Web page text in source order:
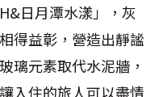
日月潭水漾」，灰
得益彰，營造出靜謐
璃元素取代水泥牆，
入住的旅人可以盡情